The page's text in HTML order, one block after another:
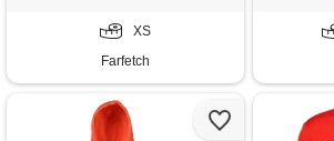
XS
Farfetch